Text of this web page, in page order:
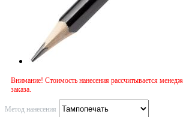
Внимание! Стоимость нанесения рассчитывается
заказа.
Метод нанесения